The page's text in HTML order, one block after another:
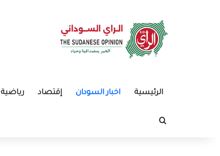
الرئيسية اخبار السودان إقتصاد رياضية
بحث عن